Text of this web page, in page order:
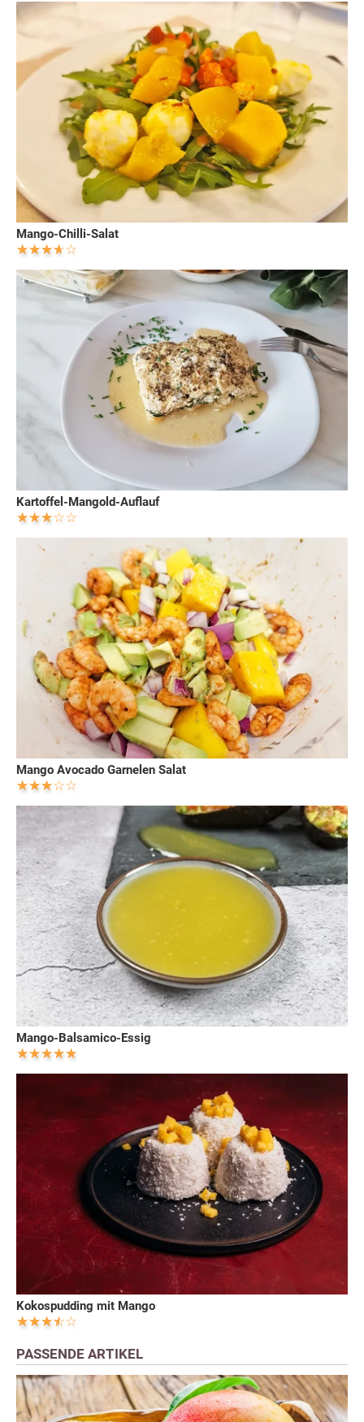
Mango-Chilli-Salat
Kartoffel-Mangold-Auflauf
Mango Avocado Garnelen Salat
Mango-Balsamico-Essig
Kokospudding mit Mango
PASSENDE ARTIKEL